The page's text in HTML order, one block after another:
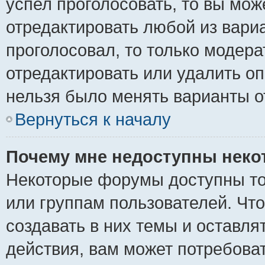
отредактировать любой из
проголосовал, то только
отредактировать или удалить
нельзя было менять варианты
Вернуться к началу
Почему мне недоступны
Некоторые форумы доступны
или группам пользователей.
создавать в них темы и
действия, вам может